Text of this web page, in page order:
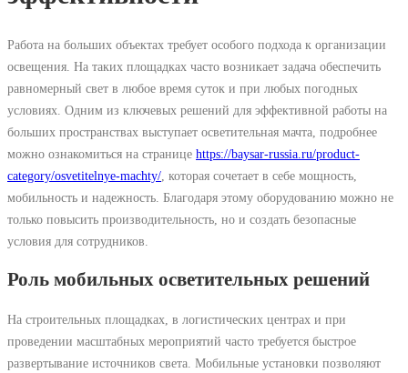
Работа на больших объектах требует особого подхода к организации
освещения. На таких площадках часто возникает задача обеспечить
равномерный свет в любое время суток и при любых погодных
условиях. Одним из ключевых решений для эффективной работы на
больших пространствах выступает осветительная мачта, подробнее
можно ознакомиться на странице https://baysar-russia.ru/product-
category/osvetitelnye-machty/ , которая сочетает в себе мощность,
мобильность и надежность. Благодаря этому оборудованию можно не
только повысить производительность, но и создать безопасные
условия для сотрудников.
Роль мобильных осветительных решений
На строительных площадках, в логистических центрах и при
проведении масштабных мероприятий часто требуется быстрое
развертывание источников света. Мобильные установки позволяют